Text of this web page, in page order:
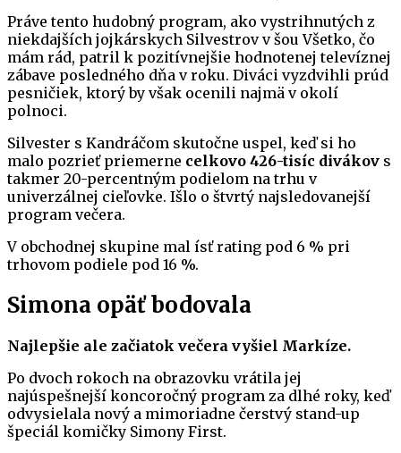
Práve tento hudobný program, ako vystrihnutých z
niekdajších jojkárskych Silvestrov v šou Všetko, čo
mám rád, patril k pozitívnejšie hodnotenej televíznej
zábave posledného dňa v roku. Diváci vyzdvihli prúd
pesničiek, ktorý by však ocenili najmä v okolí
polnoci.
Silvester s Kandráčom skutočne uspel, keď si ho
malo pozrieť priemerne celkovo 426-tisíc divákov s
takmer 20-percentným podielom na trhu v
univerzálnej cieľovke. Išlo o štvrtý najsledovanejší
program večera.
V obchodnej skupine mal ísť rating pod 6 % pri
trhovom podiele pod 16 %.
Simona opäť bodovala
Najlepšie ale začiatok večera vyšiel Markíze.
Po dvoch rokoch na obrazovku vrátila jej
najúspešnejší koncoročný program za dlhé roky, keď
odvysielala nový a mimoriadne čerstvý stand-up
špeciál komičky Simony First.